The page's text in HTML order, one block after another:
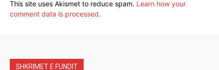
This site uses Akismet to reduce spam. Learn how your
comment data is processed.
SHKRIMET E FUNDIT